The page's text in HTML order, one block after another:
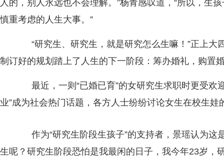
人的，别人永远也不会理解。”杨青感叹道，“所以，生
慎重考虑的人生大事。”
“研究生、研究生，就是研究怎么生嘛！”正上大
制订好的规划踏上了人生的下一阶段：筹办婚礼，购
最近，一则“已婚已育”的女研究生求职时更受欢
业”成为社会热门话题，各方人士纷纷讨论女生在校生娃
作为“研究生阶段生孩子”的支持者，景瑶认为这
生呢？研究生阶段恐怕是我最闲的日子，我今年23岁，